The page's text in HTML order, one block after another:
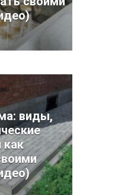
виды,
как